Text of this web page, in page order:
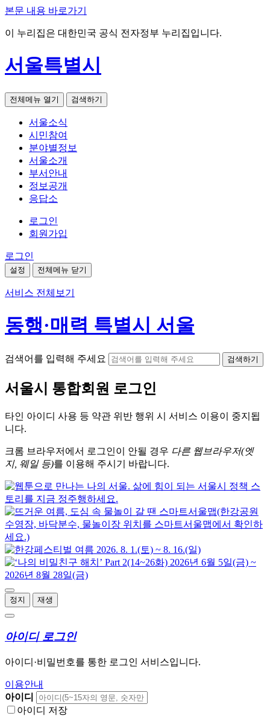
본문 내용 바로가기
이 누리집은 대한민국 공식 전자정부 누리집입니다.
서울특별시
전체메뉴 열기 검색하기
서울소식
시민참여
분야별정보
서울소개
부서안내
정보공개
응답소
로그인
회원가입
로그인
설정 전체메뉴 닫기
서비스 전체보기
동행·매력 특별시 서울
검색어를 입력해 주세요 검색하기
서울시 통합회원 로그인
타인 아이디 사용 등 약관 위반 행위 시 서비스 이용이 중지됩
니다.
크롬 브라우저에서 로그인이 안될 경우 다른 웹브라우저(엣
지, 웨일 등)를 이용해 주시기 바랍니다.
정지 재생
아이디 로그인
아이디·비밀번호를 통한 로그인 서비스입니다.
이용안내
아이디
아이디 저장